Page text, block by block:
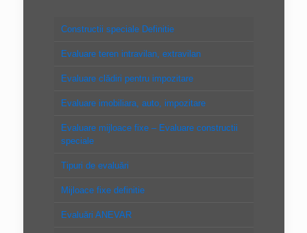
Constructii speciale Definitie
Evaluare teren intravilan, extravilan
Evaluare clădiri pentru impozitare
Evaluare imobiliara, auto, impozitare
Evaluare mijloace fixe – Evaluare constructii
speciale
Tipuri de evaluări
Mijloace fixe definitie
Evaluări ANEVAR